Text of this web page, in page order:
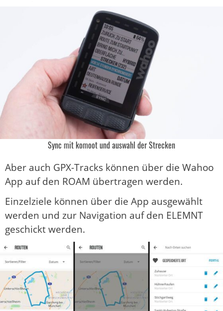
Sync mit komoot und auswahl der Strecken
Aber auch GPX-Tracks können über die Wahoo
App auf den ROAM übertragen werden.
Einzelziele können über die App ausgewählt
werden und zur Navigation auf den ELEMNT
geschickt werden.